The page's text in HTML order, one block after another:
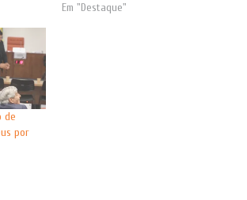
Em "Destaque"
de
por